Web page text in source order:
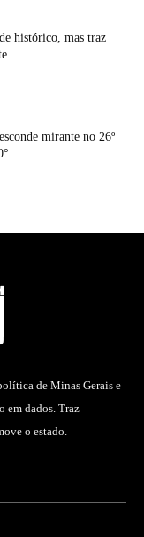
histórico, mas traz
mirante no 26º
de Minas Gerais e
em dados. Traz
o estado.